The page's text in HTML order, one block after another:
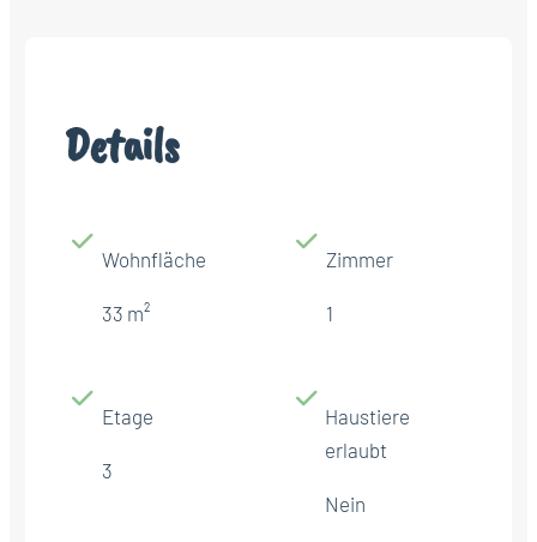
Details
Wohnfläche
33 m²
Zimmer
1
Etage
3
Haustiere
erlaubt
Nein